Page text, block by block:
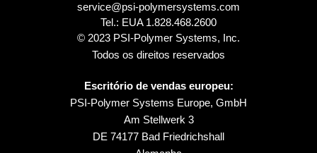
service@psi-polymersystems.com
Tel.: EUA 1.828.468.2600
© 2023 PSI-Polymer Systems, Inc.
Todos os direitos reservados
Escritório de vendas europeu:
PSI-Polymer Systems Europe, GmbH
Am Stellwerk 3
DE 74177 Bad Friedrichshall